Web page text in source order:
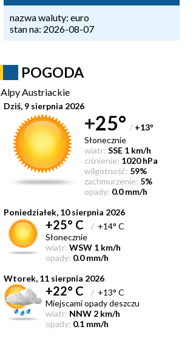
nazwa waluty: euro
stan na: 2026-08-07
POGODA
Alpy Austriackie
Dziś, 9 sierpnia 2026
+25° / +13°
Słonecznie
wiatr: SSE 1 km/h
ciśnienie: 1020 hPa
wilgotność: 59%
zachmurzenie: 5%
opady: 0.0 mm/h
Poniedziałek, 10 sierpnia 2026
+25° C / +14° C
Słonecznie
wiatr: WSW 1 km/h
opady: 0.0 mm/h
Wtorek, 11 sierpnia 2026
+22° C / +13° C
Miejscami opady deszczu
wiatr: NNW 2 km/h
opady: 0.1 mm/h